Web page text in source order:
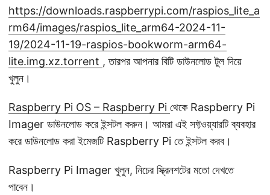
https://downloads.raspberrypi.com/raspios_lite_a
rm64/images/raspios_lite_arm64-2024-11-
19/2024-11-19-raspios-bookworm-arm64-
lite.img.xz.torrent , তারপর আপনার বিটি ডাউনলোড টুল দিয়ে
খুলুন।
Raspberry Pi OS – Raspberry Pi থেকে Raspberry Pi
Imager ডাউনলোড করে ইন্সটল করুন। আমরা এই সফ্টওয়্যারটি ব্যবহার
করে ডাউনলোড করা ইমেজটি Raspberry Pi তে ইন্সটল করব।
Raspberry Pi Imager খুলুন, নিচের স্ক্রিনশটের মতো দেখতে
পাবেন।